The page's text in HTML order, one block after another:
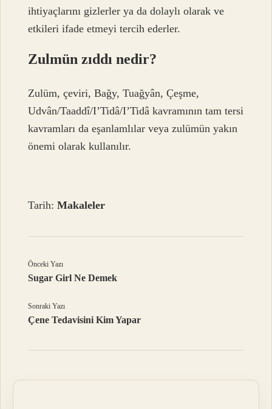
ihtiyaçlarını gizlerler ya da dolaylı olarak ve
etkileri ifade etmeyi tercih ederler.
Zulmün zıddı nedir?
Zulüm, çeviri, Bağy, Tuağyân, Çeşme,
Udvân/Taaddî/I’Tidâ/I’Tidâ kavramının tam tersi
kavramları da eşanlamlılar veya zulümün yakın
önemi olarak kullanılır.
Tarih:Makaleler
Önceki Yazı
Sugar Girl Ne Demek
Sonraki Yazı
Çene Tedavisini Kim Yapar